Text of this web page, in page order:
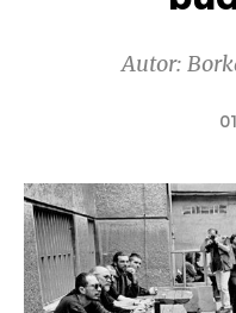
Autor: